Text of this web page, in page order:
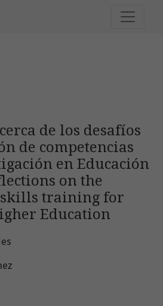
de los desafíos
de competencias
en Educación
on the
skills training for
Education